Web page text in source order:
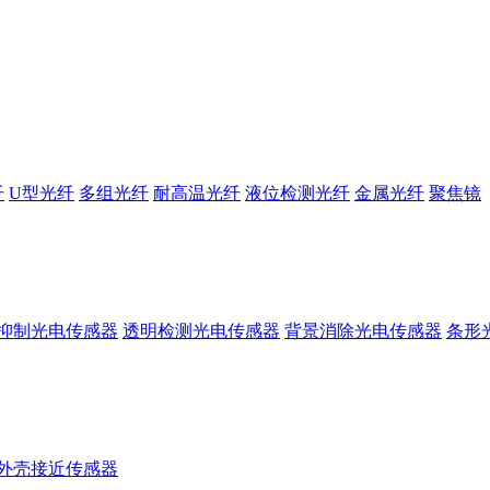
U型光纤 多组光纤 耐高温光纤 液位检测光纤 金属光纤 聚焦镜
制光电传感器 透明检测光电传感器 背景消除光电传感器 条形
壳接近传感器